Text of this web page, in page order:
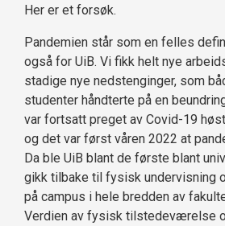
Her er et forsøk.
Pandemien står som en felles
også for UiB. Vi fikk helt nye
stadige nye nedstenginger, som
studenter håndterte på en
var fortsatt preget av Covid-19
og det var først våren 2022 at
Da ble UiB blant de første blant
gikk tilbake til fysisk undervisning
på campus i hele bredden av
Verdien av fysisk tilstedeværelse